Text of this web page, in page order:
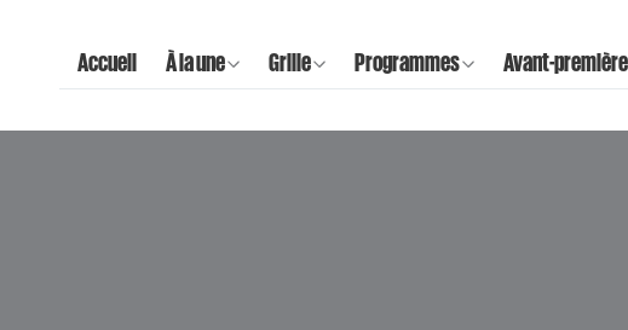
Accueil À la une Grille Programmes Avant-première